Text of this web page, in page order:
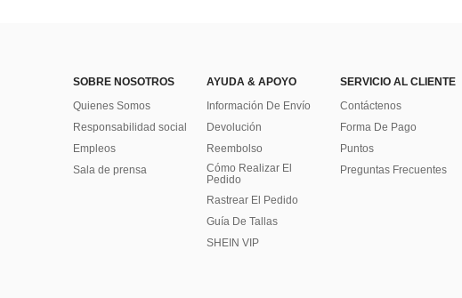
SOBRE NOSOTROS
Quienes Somos
Responsabilidad social
Empleos
Sala de prensa
AYUDA & APOYO
Información De Envío
Devolución
Reembolso
Cómo Realizar El
Pedido
Rastrear El Pedido
Guía De Tallas
SHEIN VIP
SERVICIO AL CLIENTE
Contáctenos
Forma De Pago
Puntos
Preguntas Frecuentes